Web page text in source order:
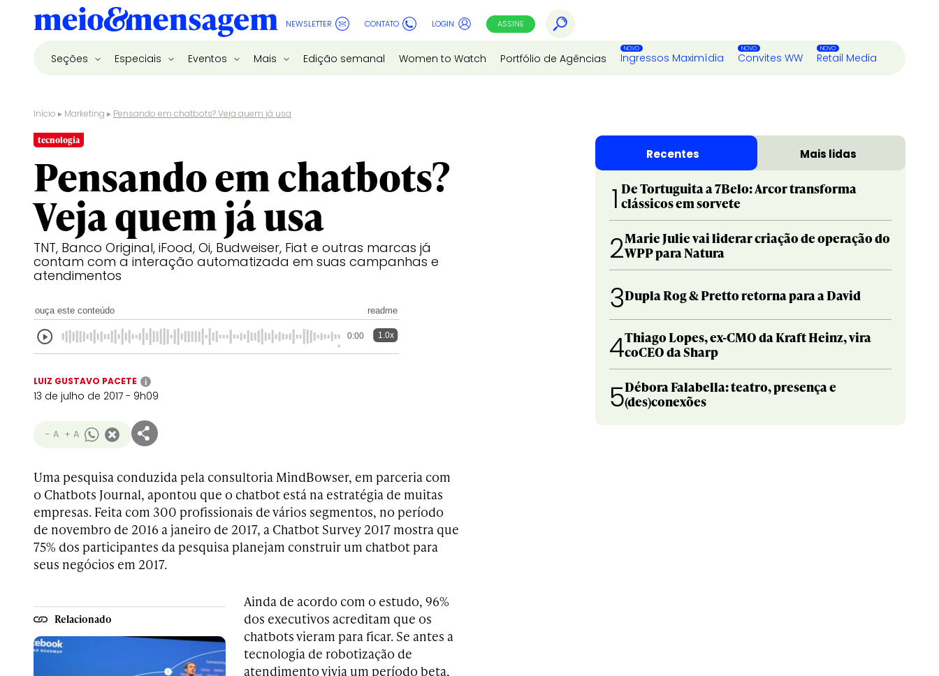
NEWSLETTER CONTATO LOGIN ASSINE
Seções Especiais Eventos Mais Edição semanal Women to Watch Portfólio de Agências Ingressos Maximídia Convites WW Retail Media
Início ▸ Marketing ▸ Pensando em chatbots? Veja quem já usa
tecnologia
Pensando em chatbots?
Veja quem já usa
TNT, Banco Original, iFood, Oi, Budweiser, Fiat e outras marcas já
contam com a interação automatizada em suas campanhas e
atendimentos
ouça este conteúdo readme
0:00 1.0x
LUIZ GUSTAVO PACETE i
13 de julho de 2017 - 9h09
- A + A
Uma pesquisa conduzida pela consultoria MindBowser, em parceria com
o Chatbots Journal, apontou que o chatbot está na estratégia de muitas
empresas. Feita com 300 profissionais de vários segmentos, no período
de novembro de 2016 a janeiro de 2017, a Chatbot Survey 2017 mostra que
75% dos participantes da pesquisa planejam construir um chatbot para
seus negócios em 2017.
Relacionado
Ainda de acordo com o estudo, 96%
dos executivos acreditam que os
chatbots vieram para ficar. Se antes a
tecnologia de robotização de
atendimento vivia um período beta,
Recentes Mais lidas
1 De Tortuguita a 7Belo: Arcor transforma
clássicos em sorvete
2Marie Julie vai liderar criação de operação do
WPP para Natura
3Dupla Rog & Pretto retorna para a David
4Thiago Lopes, ex-CMO da Kraft Heinz, vira
coCEO da Sharp
5Débora Falabella: teatro, presença e
(des)conexões